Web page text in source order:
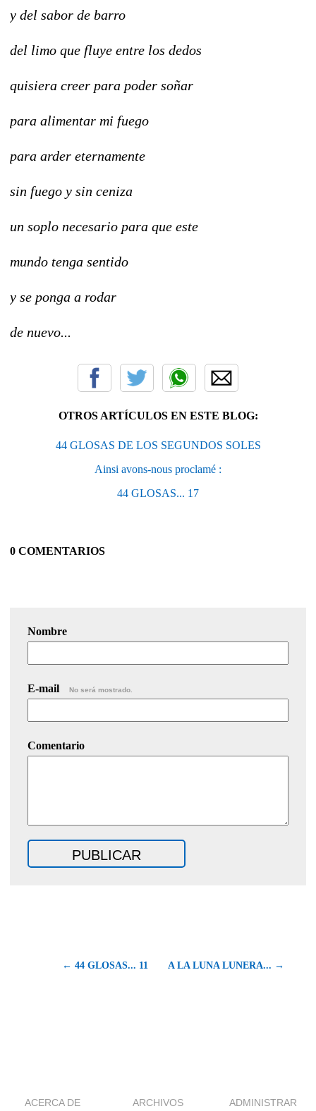
y del sabor de barro
del limo que fluye entre los dedos
quisiera creer para poder soñar
para alimentar mi fuego
para arder eternamente
sin fuego y sin ceniza
un soplo necesario para que este
mundo tenga sentido
y se ponga a rodar
de nuevo...
OTROS ARTÍCULOS EN ESTE BLOG:
44 GLOSAS DE LOS SEGUNDOS SOLES
Ainsi avons-nous proclamé :
44 GLOSAS... 17
0 COMENTARIOS
Nombre
E-mail No será mostrado.
Comentario
← 44 GLOSAS... 11 A LA LUNA LUNERA... →
ACERCA DE ARCHIVOS ADMINISTRAR